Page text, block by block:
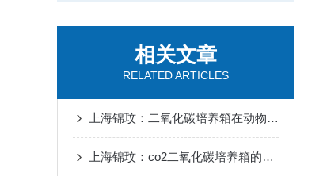
相关文章
RELATED ARTICLES
上海锦玟：二氧化碳培养箱在动物细胞培养中的应用
上海锦玟：co2二氧化碳培养箱的调控讲解